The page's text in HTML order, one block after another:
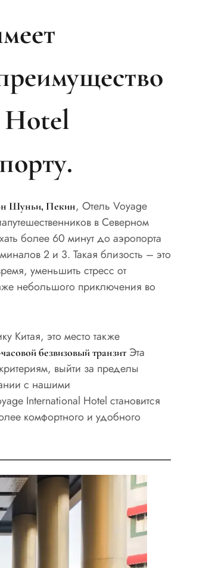
Hotel
Шуньи, Пекин, Отель Voyage
в Северном
более 60 минут до аэропорта
2 и 3. Такая близость – это
уменьшить стресс от
небольшого приключения во
Китая, это место также
часовой безвизовый транзит Эта
выйти за пределы
с нашими
International Hotel становится
комфортного и удобного